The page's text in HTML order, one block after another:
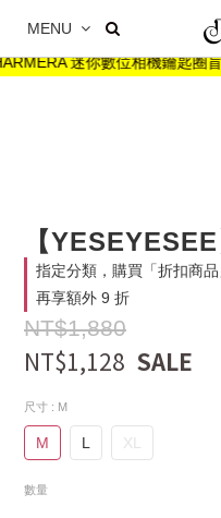
迷你數位相機鑰匙圈盲
MENU
【
指定分類，購買「折扣商
再享額外 9 折
NT$1,880
NT$1,128
尺寸 : M
M L XL
數量